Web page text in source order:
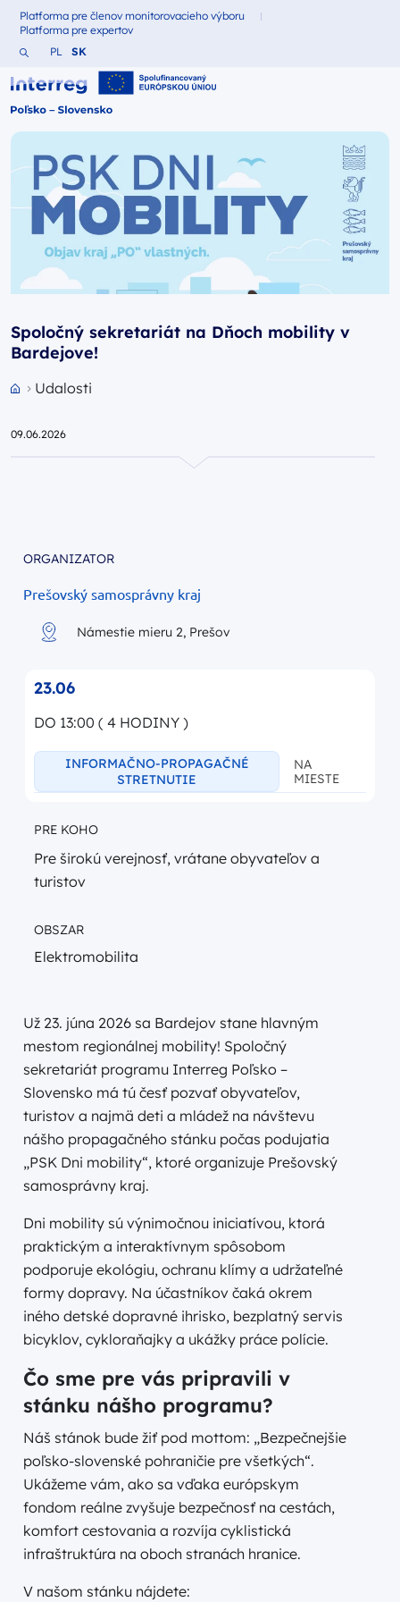
Fundusze dla
Platforma pre členov monitorovacieho výboru
Fundusze dla
Platforma pre expertov
Vyhľadajte webovú stránku
Zmień język na Polština
PL Zmień język na Slovenčina
SK
Interreg Polska – Słowacja 2021-2027
Spoločný sekretariát na Dňoch mobility v
Bardejove!
Udalosti
09.06.2026
PRE KOHO
Pre širokú verejnosť, vrátane obyvateľov a
turistov
OBSZAR
Elektromobilita
Už 23. júna 2026 sa Bardejov stane hlavným
mestom regionálnej mobility! Spoločný
sekretariát programu Interreg Poľsko –
Slovensko má tú česť pozvať obyvateľov,
turistov a najmä deti a mládež na návštevu
nášho propagačného stánku počas podujatia
„PSK Dni mobility“, ktoré organizuje Prešovský
samosprávny kraj.
Dni mobility sú výnimočnou iniciatívou, ktorá
praktickým a interaktívnym spôsobom
podporuje ekológiu, ochranu klímy a udržateľné
formy dopravy. Na účastníkov čaká okrem
iného detské dopravné ihrisko, bezplatný servis
bicyklov, cykloraňajky a ukážky práce polície.
Čo sme pre vás pripravili v
stánku nášho programu?
Náš stánok bude žiť pod mottom: „Bezpečnejšie
poľsko-slovenské pohraničie pre všetkých“.
Ukážeme vám, ako sa vďaka európskym
fondom reálne zvyšuje bezpečnosť na cestách,
komfort cestovania a rozvíja cyklistická
infraštruktúra na oboch stranách hranice.
V našom stánku nájdete:
23.06
DO 13:00 ( 4 HODINY )
INFORMAČNO-PROPAGAČNÉ
STRETNUTIE
NA
MIESTE
ORGANIZATOR
Prešovský samosprávny kraj
Námestie mieru 2, Prešov